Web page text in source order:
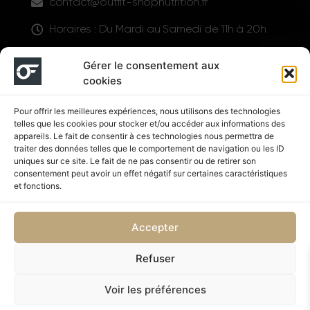
Gérer le consentement aux
cookies
Pour offrir les meilleures expériences, nous utilisons des technologies
telles que les cookies pour stocker et/ou accéder aux informations des
appareils. Le fait de consentir à ces technologies nous permettra de
traiter des données telles que le comportement de navigation ou les ID
uniques sur ce site. Le fait de ne pas consentir ou de retirer son
consentement peut avoir un effet négatif sur certaines caractéristiques
et fonctions.
Accepter
Refuser
Voir les préférences
Horaires : Du Mardi au Samedi de 11h à 20h
LIENS UTILES
Suivez nous